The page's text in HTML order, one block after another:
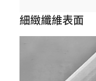
細緻纖維表面